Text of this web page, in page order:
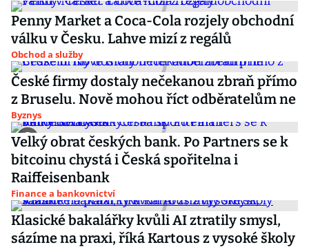
Penny Market a Coca-Cola rozjely obchodní
válku v Česku. Lahve mizí z regálů
Obchod a služby
České firmy dostaly nečekanou zbraň přímo
z Bruselu. Nově mohou říct odběratelům ne
Byznys
Velký obrat českých bank. Po Partners se k
bitcoinu chystá i Česká spořitelna i
Raiffeisenbank
Finance a bankovnictví
Klasické bakalářky kvůli AI ztratily smysl,
sázíme na praxi, říká Kartous z vysoké školy